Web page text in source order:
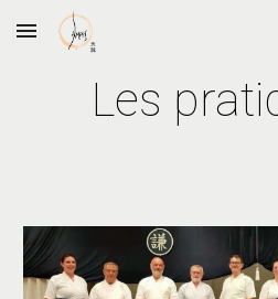
Skip to main content
Les